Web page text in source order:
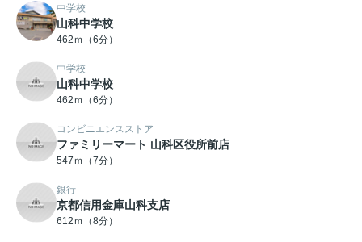
中学校
山科中学校
462ｍ（6分）
中学校
山科中学校
462ｍ（6分）
コンビニエンスストア
ファミリーマート 山科区役所前店
547ｍ（7分）
銀行
京都信用金庫山科支店
612ｍ（8分）